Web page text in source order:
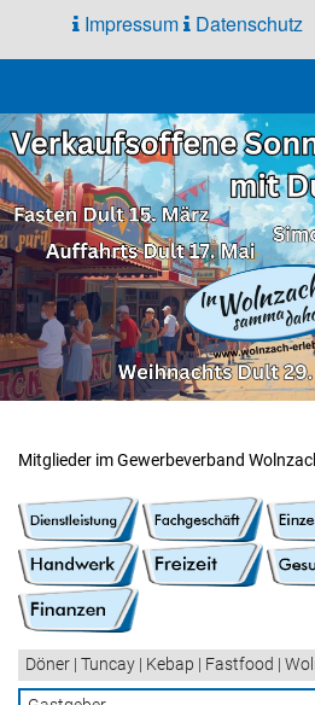
Impressum Datenschutz
Gewerbe
Verband
Mitglieder im Gewerbeverband
Döner | Tuncay | Kebap | Fastfood |